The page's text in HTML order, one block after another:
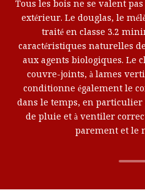
Tous les bois ne se valent
extérieur. Le douglas, le
traité en classe 3.2
caractéristiques naturelles
aux agents biologiques. Le
couvre-joints, à lames
conditionne également le
dans le temps, en particulier
de pluie et à ventiler
parement et le